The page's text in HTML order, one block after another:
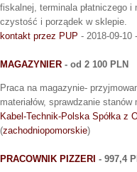
fiskalnej, terminala płatniczego
czystość i porządek w sklepie.
kontakt przez PUP - 2018-09-10 -
MAGAZYNIER - od 2 100 PLN
Praca na magazynie-
materiałów, sprawdzanie stanów
Kabel-Technik-Polska Spółka z
(zachodniopomorskie)
PRACOWNIK PIZZERI - 997,4